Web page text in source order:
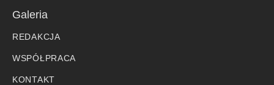
Galeria
REDAKCJA
WSPÓŁPRACA
KONTAKT